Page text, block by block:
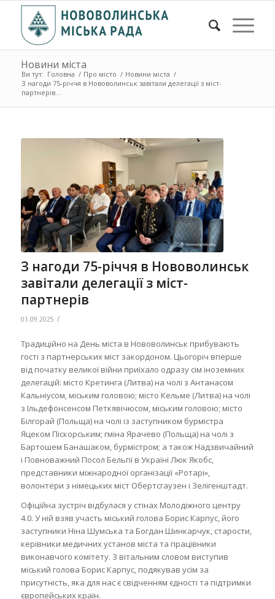
Новини міста
Ви тут: Головна / Про місто / Новини міста /
З нагоди 75-річчя в Нововолинськ завітали делегації з міст-
партнерів...
З нагоди 75-річчя в Нововолинськ
завітали делегації з міст-
партнерів
01.09.2025 /
Традиційно на День міста в Нововолинськ прибувають
гості з партнерських міст закордоном. Цьогоріч вперше
від початку великої війни приїхало одразу сім іноземних
делегацій: місто Кретинга (Литва) на чолі з Антанасом
Кальніусом, міським головою; місто Кельме (Литва) на чолі
з Ільдефонсенсом Петкявічюсом, міським головою; місто
Білгорай (Польща) на чолі із заступником бурмістра
Яцеком Піскорським; гміна Ярачево (Польща) на чолі з
Бартошем Банашаком, бурмістром; а також Надзвичайний
і Повноважний Посол Бельгії в Україні Люк Якобс,
представники міжнародної організації «Ротарі»,
волонтери з німецьких міст Обертсгаузен і Зелігенштадт.
Офіційна зустріч відбулася у стінах Молодіжного центру
4.0. У ній взяв участь міський голова Борис Карпус, його
заступники Ніна Шумська та Богдан Шинкарчук, старости,
керівники медичних установ міста та працівники
виконавчого комітету. З вітальним словом виступив
міський голова Борис Карпус, подякував усім за
присутність, яка для нас є свідченням єдності та підтримки
європейських країн.